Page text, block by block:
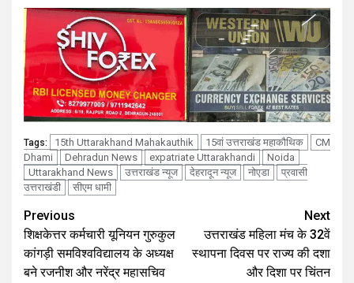
Tags: 15th Uttarakhand Mahakauthik 15वां उत्तराखंड महाकौथिक
CM
Dhami
Dehradun News expatriate Uttarakhandi
Noida
Uttarakhand News
उत्तराखंड न्यूज देहरादून न्यूज नोएडा
प्रवासी
उत्तराखंडी
सीएम धामी
Continue
Reading
Previous
शिक्षकेत्तर कर्मचारी यूनियन गुरुकुल
कांगड़ी समविश्वविद्यालय के अध्यक्ष
बने रजनीश और नरेंद्र महासचिव
Next
उत्तराखंड महिला मंच के 32वें
स्थापना दिवस पर राज्य की दशा
और दिशा पर चिंतन